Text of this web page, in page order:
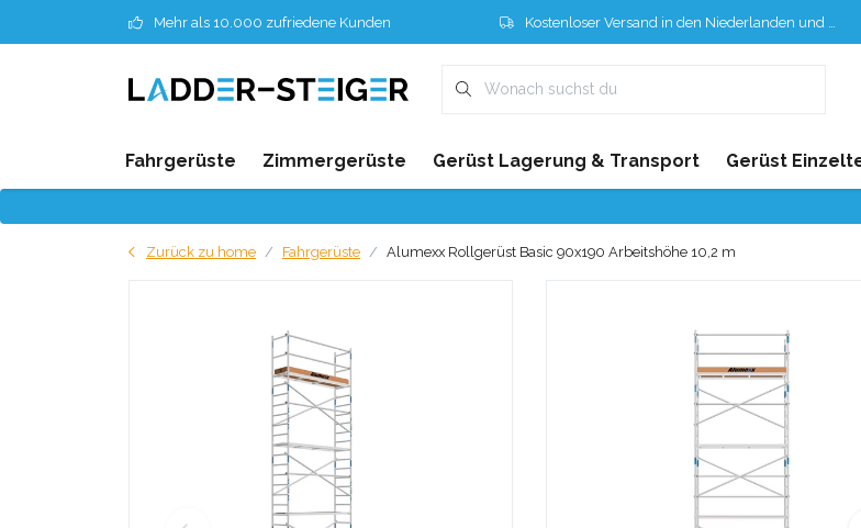
Mehr als 10.000 zufriedene Kunden Kostenloser Versand in den Niederlanden und Belgien
Fahrgerüste Zimmergerüste Gerüst Lagerung & Transport Gerüst
Zurück zu home Fahrgerüste Alumexx Rollgerüst Basic 90x190 Arbeitshöhe 10,2 m